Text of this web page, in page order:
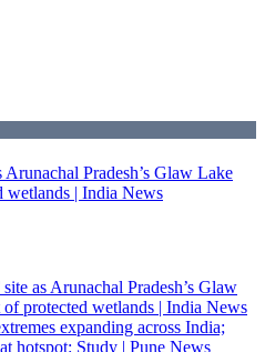
Arunachal Pradesh’s Glaw Lake
wetlands | India News
as Arunachal Pradesh’s Glaw
protected wetlands | India News
expanding across India;
hotspot: Study | Pune News